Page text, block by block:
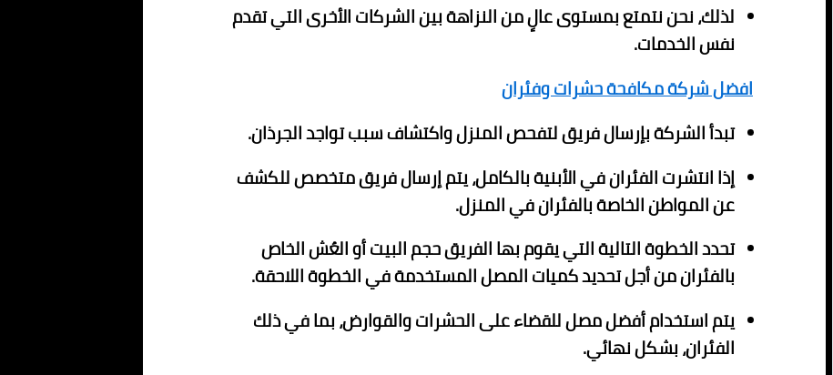
لذلك، نحن نتمتع بمستوى عالٍ من النزاهة بين الشركات الأخرى التي تقدم
نفس الخدمات.
افضل شركة مكافحة حشرات وفئران
تبدأ الشركة بإرسال فريق لتفحص المنزل واكتشاف سبب تواجد الجرذان.
إذا انتشرت الفئران في الأبنية بالكامل، يتم إرسال فريق متخصص للكشف
عن المواطن الخاصة بالفئران في المنزل.
تحدد الخطوة التالية التي يقوم بها الفريق حجم البيت أو العُش الخاص
بالفئران من أجل تحديد كميات المصل المستخدمة في الخطوة اللاحقة.
يتم استخدام أفضل مصل للقضاء على الحشرات والقوارض، بما في ذلك
الفئران، بشكل نهائي.